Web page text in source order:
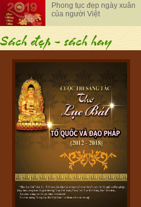
Phong tục đẹp ngày xuân
của người Việt